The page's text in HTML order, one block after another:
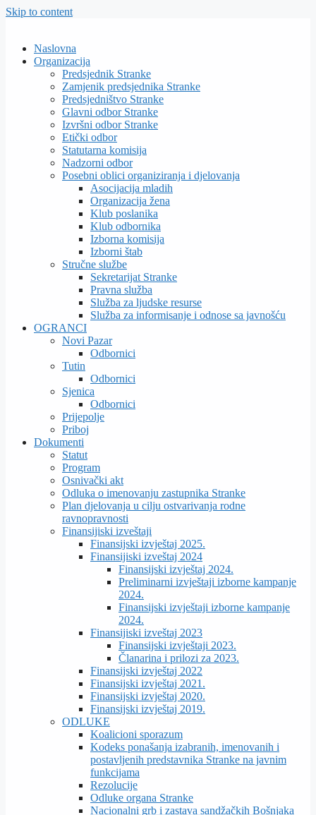
Skip to content
Naslovna
Organizacija
Predsjednik Stranke
Zamjenik predsjednika Stranke
Predsjedništvo Stranke
Glavni odbor Stranke
Izvršni odbor Stranke
Etički odbor
Statutarna komisija
Nadzorni odbor
Posebni oblici organiziranja i djelovanja
Asocijacija mladih
Organizacija žena
Klub poslanika
Klub odbornika
Izborna komisija
Izborni štab
Stručne službe
Sekretarijat Stranke
Pravna služba
Služba za ljudske resurse
Služba za informisanje i odnose sa javnošću
OGRANCI
Novi Pazar
Odbornici
Tutin
Odbornici
Sjenica
Odbornici
Prijepolje
Priboj
Dokumenti
Statut
Program
Osnivački akt
Odluka o imenovanju zastupnika Stranke
Plan djelovanja u cilju ostvarivanja rodne
ravnopravnosti
Finansijiski izveštaji
Finansijski izvještaj 2025.
Finansijiski izveštaj 2024
Finansijski izvještaj 2024.
Preliminarni izvještaji izborne kampanje
2024.
Finansijski izvještaji izborne kampanje
2024.
Finansijiski izveštaj 2023
Finansijski izvještaji 2023.
Članarina i prilozi za 2023.
Finansijski izvještaj 2022
Finansijski izvještaj 2021.
Finansijski izvještaj 2020.
Finansijski izvještaj 2019.
ODLUKE
Koalicioni sporazum
Kodeks ponašanja izabranih, imenovanih i
postavljenih predstavnika Stranke na javnim
funkcijama
Rezolucije
Odluke organa Stranke
Nacionalni grb i zastava sandžačkih Bošnjaka